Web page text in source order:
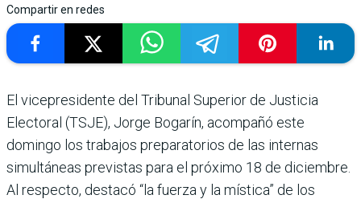
Compartir en redes
El vicepresidente del Tribunal Superior de Justicia
Electoral (TSJE), Jorge Bogarín, acompañó este
domingo los trabajos preparatorios de las internas
simultáneas previstas para el próximo 18 de diciembre.
Al respecto, destacó “la fuerza y la mística” de los